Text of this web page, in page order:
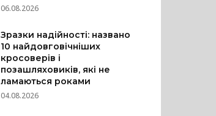
06.08.2026
Зразки надійності: названо
10 найдовговічніших
кросоверів і
позашляховиків, які не
ламаються роками
04.08.2026